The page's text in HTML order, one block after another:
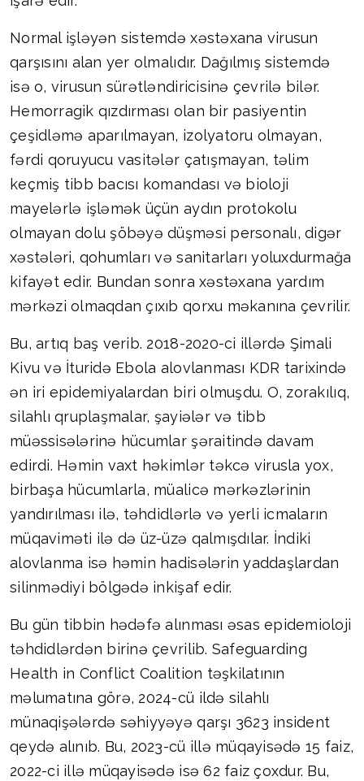
Normal işləyən sistemdə xəstəxana virusun
qarşısını alan yer olmalıdır. Dağılmış sistemdə
isə o, virusun sürətləndiricisinə çevrilə bilər.
Hemorragik qızdırması olan bir pasiyentin
çeşidləmə aparılmayan, izolyatoru olmayan,
fərdi qoruyucu vasitələr çatışmayan, təlim
keçmiş tibb bacısı komandası və bioloji
mayelərlə işləmək üçün aydın protokolu
olmayan dolu şöbəyə düşməsi personalı, digər
xəstələri, qohumları və sanitarları yoluxdurmağa
kifayət edir. Bundan sonra xəstəxana yardım
mərkəzi olmaqdan çıxıb qorxu məkanına çevrilir.
Bu, artıq baş verib. 2018-2020-ci illərdə Şimali
Kivu və İturidə Ebola alovlanması KDR tarixində
ən iri epidemiyalardan biri olmuşdu. O, zorakılıq,
silahlı qruplaşmalar, şayiələr və tibb
müəssisələrinə hücumlar şəraitində davam
edirdi. Həmin vaxt həkimlər təkcə virusla yox,
birbaşa hücumlarla, müalicə mərkəzlərinin
yandırılması ilə, təhdidlərlə və yerli icmaların
müqaviməti ilə də üz-üzə qalmışdılar. İndiki
alovlanma isə həmin hadisələrin yaddaşlardan
silinmədiyi bölgədə inkişaf edir.
Bu gün tibbin hədəfə alınması əsas epidemioloji
təhdidlərdən birinə çevrilib. Safeguarding
Health in Conflict Coalition təşkilatının
məlumatına görə, 2024-cü ildə silahlı
münaqişələrdə səhiyyəyə qarşı 3623 insident
qeydə alınıb. Bu, 2023-cü illə müqayisədə 15 faiz,
2022-ci illə müqayisədə isə 62 faiz çoxdur. Bu,